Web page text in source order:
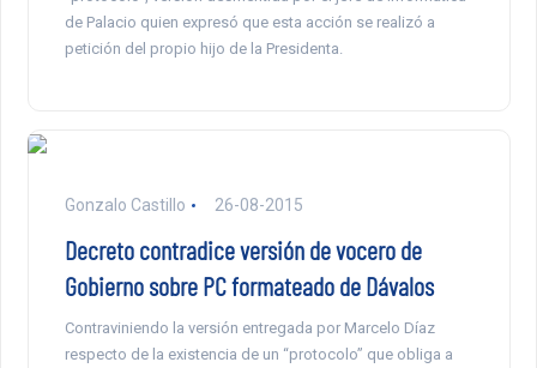
de Palacio quien expresó que esta acción se realizó a
petición del propio hijo de la Presidenta.
Gonzalo Castillo 26-08-2015
Decreto contradice versión de vocero de
Gobierno sobre PC formateado de Dávalos
Contraviniendo la versión entregada por Marcelo Díaz
respecto de la existencia de un “protocolo” que obliga a